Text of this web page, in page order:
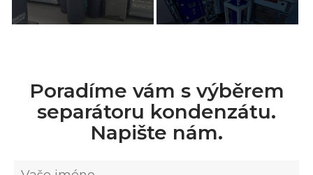
Poradíme vám s výběrem
separátoru kondenzátu.
Napište nám.